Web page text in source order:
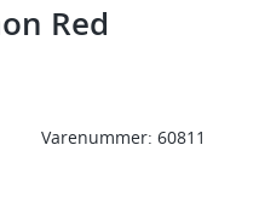
Red
Varenummer: 60811